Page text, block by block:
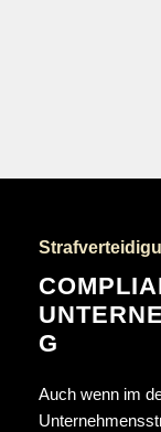
G
Auch wenn im